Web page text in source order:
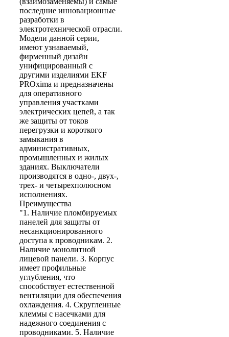
последние инновационные
разработки в
электротехнической отрасли.
Модели данной серии,
имеют узнаваемый,
фирменный дизайн
унифицированный с
другими изделиями EKF
PROxima и предназначены
для оперативного
управления участками
электрических цепей, а так
же защиты от токов
перегрузки и короткого
замыкания в
административных,
промышленных и жилых
зданиях. Выключатели
производятся в одно-, двух-,
трех- и четырехполюсном
исполнениях.
Преимущества
"1. Наличие пломбируемых
панелей для защиты от
несанкционированного
доступа к проводникам. 2.
Наличие монолитной
лицевой панели. 3. Корпус
имеет профильные
углубления, что
способствует естественной
вентиляции для обеспечения
охлаждения. 4. Cкругленные
клеммы с насечками для
надежного соединения с
проводниками. 5. Наличие